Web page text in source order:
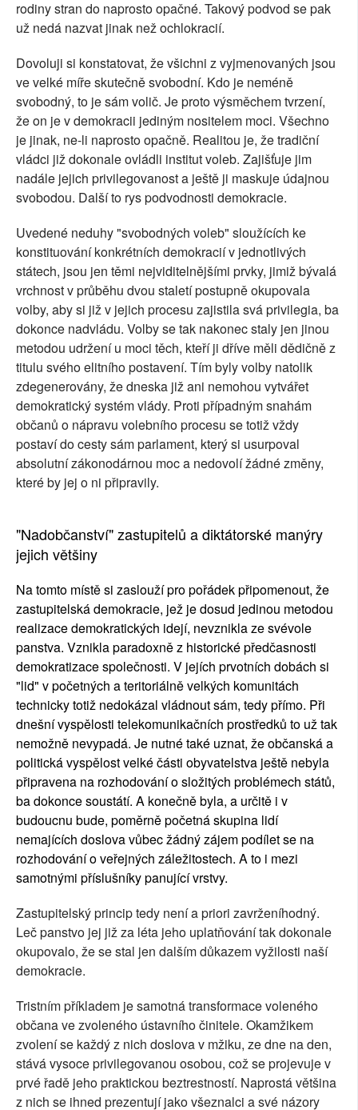
rodiny stran do naprosto opačné. Takový podvod se pak
už nedá nazvat jinak než ochlokracií.
Dovoluji si konstatovat, že všichni z vyjmenovaných jsou
ve velké míře skutečně svobodní. Kdo je neméně
svobodný, to je sám volič. Je proto výsměchem tvrzení,
že on je v demokracii jediným nositelem moci. Všechno
je jinak, ne-li naprosto opačně. Realitou je, že tradiční
vládci již dokonale ovládli institut voleb. Zajišťuje jim
nadále jejich privilegovanost a ještě ji maskuje údajnou
svobodou. Další to rys podvodnosti demokracie.
Uvedené neduhy "svobodných voleb" sloužících ke
konstituování konkrétních demokracií v jednotlivých
státech, jsou jen těmi nejviditelnějšími prvky, jimiž bývalá
vrchnost v průběhu dvou staletí postupně okupovala
volby, aby si již v jejich procesu zajistila svá privilegia, ba
dokonce nadvládu. Volby se tak nakonec staly jen jinou
metodou udržení u moci těch, kteří ji dříve měli dědičně z
titulu svého elitního postavení. Tím byly volby natolik
zdegenerovány, že dneska již ani nemohou vytvářet
demokratický systém vlády. Proti případným snahám
občanů o nápravu volebního procesu se totiž vždy
postaví do cesty sám parlament, který si usurpoval
absolutní zákonodárnou moc a nedovolí žádné změny,
které by jej o ni připravily.
"Nadobčanství" zastupitelů a diktátorské manýry
jejich většiny
Na tomto místě si zaslouží pro pořádek připomenout, že
zastupitelská demokracie, jež je dosud jedinou metodou
realizace demokratických idejí, nevznikla ze svévole
panstva. Vznikla paradoxně z historické předčasnosti
demokratizace společnosti. V jejích prvotních dobách si
"lid" v početných a teritoriálně velkých komunitách
technicky totiž nedokázal vládnout sám, tedy přímo. Při
dnešní vyspělosti telekomunikačních prostředků to už tak
nemožně nevypadá. Je nutné také uznat, že občanská a
politická vyspělost velké části obyvatelstva ještě nebyla
připravena na rozhodování o složitých problémech států,
ba dokonce soustátí. A konečně byla, a určitě i v
budoucnu bude, poměrně početná skupina lidí
nemajících doslova vůbec žádný zájem podílet se na
rozhodování o veřejných záležitostech. A to i mezi
samotnými příslušníky panující vrstvy.
Zastupitelský princip tedy není a priori zavrženíhodný.
Leč panstvo jej již za léta jeho uplatňování tak dokonale
okupovalo, že se stal jen dalším důkazem vyžilosti naší
demokracie.
Tristním příkladem je samotná transformace voleného
občana ve zvoleného ústavního činitele. Okamžikem
zvolení se každý z nich doslova v mžiku, ze dne na den,
stává vysoce privilegovanou osobou, což se projevuje v
prvé řadě jeho praktickou beztrestností. Naprostá většina
z nich se ihned prezentují jako všeznalci a své názory